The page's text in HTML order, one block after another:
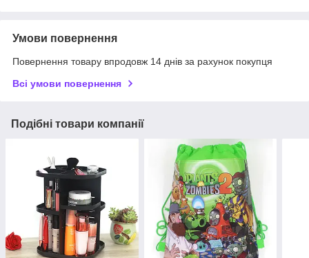
Умови повернення
Повернення товару впродовж 14 днів за рахунок покупця
Всі умови повернення
Подібні товари компанії